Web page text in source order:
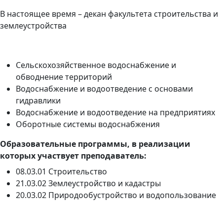
В настоящее время – декан факультета строительства и
землеустройства
Сельскохозяйственное водоснабжение и
обводнение территорий
Водоснабжение и водоотведение с основами
гидравлики
Водоснабжение и водоотведение на предприятиях
Оборотные системы водоснабжения
Образовательные программы, в реализации
которых участвует преподаватель:
08.03.01 Строительство
21.03.02 Землеустройство и кадастры
20.03.02 Природообустройство и водопользование